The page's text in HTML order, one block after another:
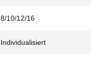
8/10/12/16
Individualisiert